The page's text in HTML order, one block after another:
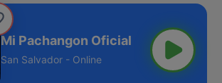
Mi Pachangon Oficial
San Salvador - Online